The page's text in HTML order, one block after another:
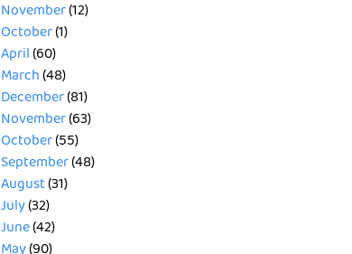
November(12)
October(1)
April(60)
March(48)
December(81)
November(63)
October(55)
September(48)
August(31)
July(32)
June(42)